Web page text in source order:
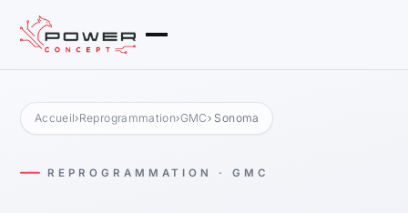
Accueil›Reprogrammation›GMC › Sonoma
REPROGRAMMATION · GMC